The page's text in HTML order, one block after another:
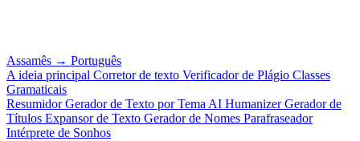
Assamês → Português
A ideia principal Corretor de texto Verificador de Plágio Classes
Gramaticais
ResumidorGerador de Texto por Tema AI HumanizerGerador de
Títulos Expansor de Texto Gerador de Nomes Parafraseador
Intérprete de Sonhos